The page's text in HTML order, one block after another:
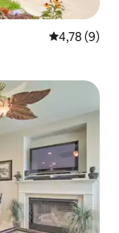
4,78 (9)